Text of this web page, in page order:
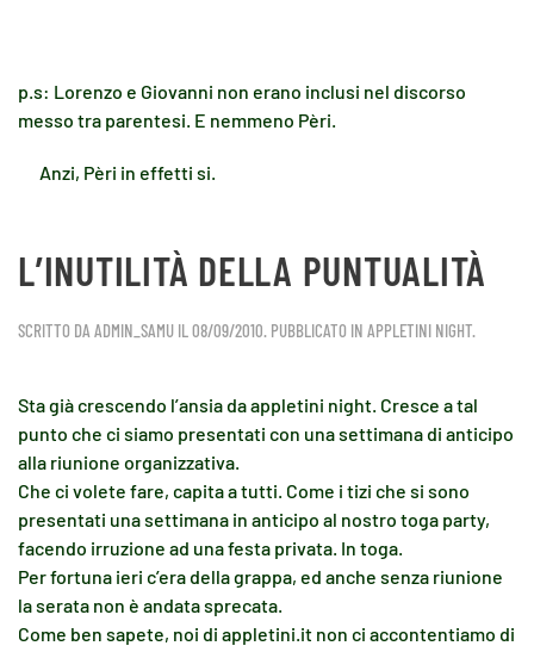
p.s: Lorenzo e Giovanni non erano inclusi nel discorso
messo tra parentesi. E nemmeno Pèri.
Anzi, Pèri in effetti si.
L’INUTILITÀ DELLA PUNTUALITÀ
SCRITTO DA ADMIN_SAMU IL08/09/2010. PUBBLICATO IN APPLETINI NIGHT.
Sta già crescendo l’ansia da appletini night. Cresce a tal
punto che ci siamo presentati con una settimana di anticipo
alla riunione organizzativa.
Che ci volete fare, capita a tutti. Come i tizi che si sono
presentati una settimana in anticipo al nostro toga party,
facendo irruzione ad una festa privata. In toga.
Per fortuna ieri c’era della grappa, ed anche senza riunione
la serata non è andata sprecata.
Come ben sapete, noi di appletini.it non ci accontentiamo di